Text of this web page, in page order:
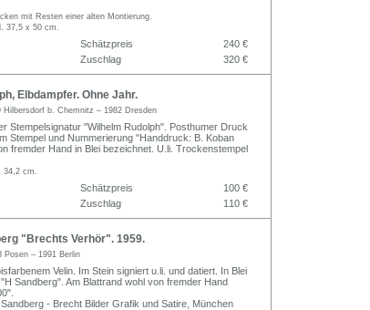
mit Resten einer alten Montierung.
37,5 x 50 cm.
Schätzpreis
240 €
Zuschlag
320 €
Elbdampfer. Ohne Jahr.
Hilbersdorf b. Chemnitz – 1982 Dresden
Stempelsignatur "Wilhelm Rudolph". Posthumer Druck
Stempel und Nummerierung "Handdruck: B. Koban
fremder Hand in Blei bezeichnet. U.li. Trockenstempel
34,2 cm.
Schätzpreis
100 €
Zuschlag
110 €
"Brechts Verhör". 1959.
Posen – 1991 Berlin
Velin. Im Stein signiert u.li. und datiert. In Blei
Sandberg". Am Blattrand wohl von fremder Hand
- Brecht Bilder Grafik und Satire, München